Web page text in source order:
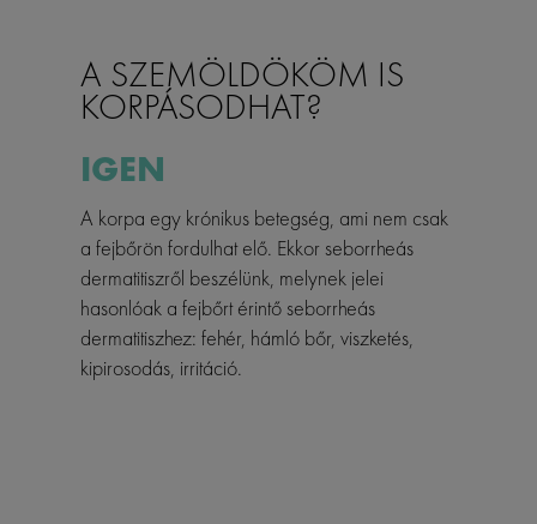
A SZEMÖLDÖKÖM IS
KORPÁSODHAT?
IGEN
A korpa egy krónikus betegség, ami nem csak
a fejbőrön fordulhat elő. Ekkor seborrheás
dermatitiszről beszélünk, melynek jelei
hasonlóak a fejbőrt érintő seborrheás
dermatitiszhez: fehér, hámló bőr, viszketés,
kipirosodás, irritáció.